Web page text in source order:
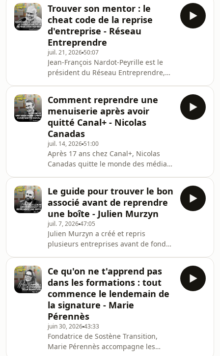
d'entreprises.Dans cet épisode, elle
revient sur son parcours hors normes.
Elle détaille sa méthode pour passer
du grand groupe à la PME, décrypte
les secrets d'une négociation réussie,
et explique comment construire une
ingénierie financière solide.Au cœur
de sa philosophie
Trouver son mentor : le
cheat code de la reprise
d'entreprise - Réseau
Entreprendre
juil. 21, 2026 50:07
Jean-François Nardot-Peyrille est le
président du Réseau Entreprendre,
privilégié des défis de la
transmission, son organisation voit
passer chaque année près de 700
reprises accompagnées, dans tous les
secteurs et toutes les régions.Le
principal défi de la reprise relève
aujourd'hui d'un paradoxe. Alors que
des centaines de mil
Comment reprendre une
menuiserie après avoir
quitté Canal+ - Nicolas
Canadas
juil. 14, 2026 51:00
Après 17 ans chez Canal+, Nicolas
Canadas quitte le monde des médias
cédant ne veut plus rencontrer de
repreneur potentiel, mais Nicolas
insiste et harcèle le cabinet pour
qu'on lui donne sa chance. Lorsqu'ils
se rencontrent, ça matche et le
cédant lui donne un mois pour
constituer son dossier de reprise
(contre six habituellement). U
Le guide pour trouver le bon
associé avant de reprendre
une boîte - Julien Murzyn
juil. 7, 202647:05
Julien Murzyn a créé et repris
plusieurs entreprises avant de fonder
entreprises.Aujourd'hui il est aussi à
la tête de La Fabrique du
Repreneuriat, le premier incubateur
dédié à la reprise d'entreprise.Dans
cet épisode, il explique comment
trouver le bon associé, débloquer les
financements, et comment réussir sa
reprise.Au programme :00:00:0
Ce qu'on ne t'apprend pas
dans les formations : tout
commence le lendemain de
la signature - Marie
Pérennès
juin 30, 202643:33
Fondatrice de Sostène Transition,
Marie Pérennès accompagne les